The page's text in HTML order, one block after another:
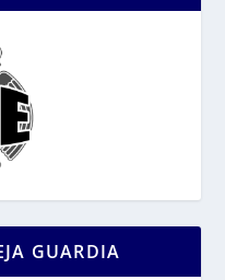
GUARDIA